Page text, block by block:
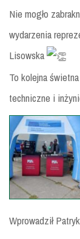
Nie mogło
wydarzenia
Lisowska
To kolejna
techniczne i
Wprowadził